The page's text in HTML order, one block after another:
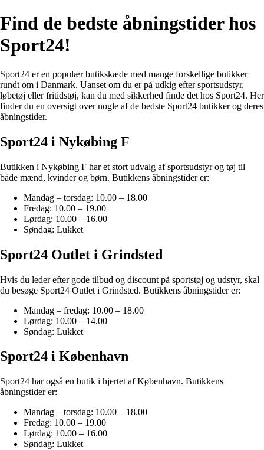
Find de bedste åbningstider hos
Sport24!
Sport24 er en populær butikskæde med mange forskellige butikker
rundt om i Danmark. Uanset om du er på udkig efter sportsudstyr,
løbetøj eller fritidstøj, kan du med sikkerhed finde det hos Sport24. Her
finder du en oversigt over nogle af de bedste Sport24 butikker og deres
åbningstider.
Sport24 i Nykøbing F
Butikken i Nykøbing F har et stort udvalg af sportsudstyr og tøj til
både mænd, kvinder og børn. Butikkens åbningstider er:
Mandag – torsdag: 10.00 – 18.00
Fredag: 10.00 – 19.00
Lørdag: 10.00 – 16.00
Søndag: Lukket
Sport24 Outlet i Grindsted
Hvis du leder efter gode tilbud og discount på sportstøj og udstyr, skal
du besøge Sport24 Outlet i Grindsted. Butikkens åbningstider er:
Mandag – fredag: 10.00 – 18.00
Lørdag: 10.00 – 14.00
Søndag: Lukket
Sport24 i København
Sport24 har også en butik i hjertet af København. Butikkens
åbningstider er:
Mandag – torsdag: 10.00 – 18.00
Fredag: 10.00 – 19.00
Lørdag: 10.00 – 16.00
Søndag: Lukket